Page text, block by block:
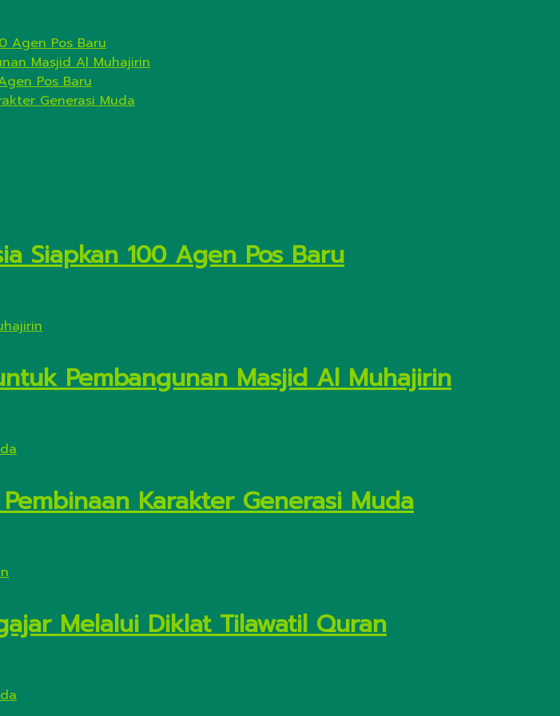
Agen Pos Baru
Masjid Al Muhajirin
Pos Baru
Generasi Muda
Siapkan 100 Agen Pos Baru
Pembangunan Masjid Al Muhajirin
Karakter Generasi Muda
Melalui Diklat Tilawatil Quran